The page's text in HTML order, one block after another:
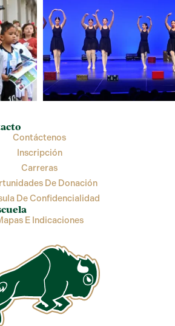
Contáctenos
Inscripción
Carreras
De Donación
De Confidencialidad
E Indicaciones